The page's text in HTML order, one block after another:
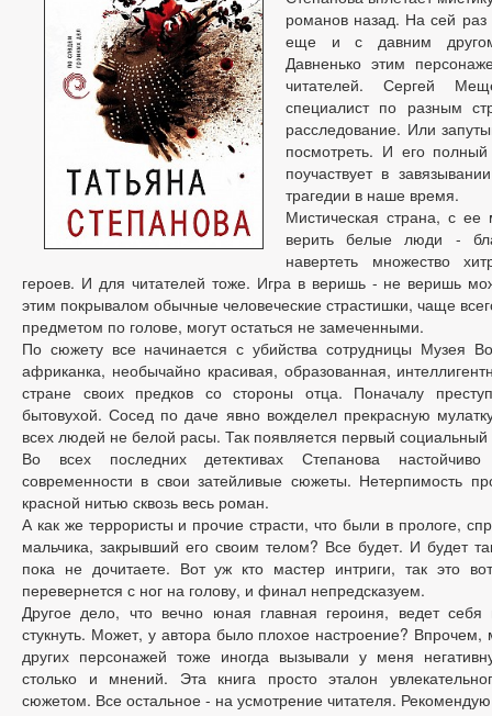
романов назад. На сей
еще и с давним
Давненько этим
читателей. Сергей
специалист по разным
расследование. Или
посмотреть. И его
поучаствует в
трагедии в наше время.
Мистическая страна, с
верить белые люди -
навертеть множество
героев. И для читателей тоже. Игра в веришь - не веришь
этим покрывалом обычные человеческие страстишки, чаще
предметом по голове, могут остаться не замеченными.
По сюжету все начинается с убийства сотрудницы Музея
африканка, необычайно красивая, образованная,
стране своих предков со стороны отца. Поначалу
бытовухой. Сосед по даче явно вожделел прекрасную
всех людей не белой расы. Так появляется первый
Во всех последних детективах Степанова
современности в свои затейливые сюжеты. Нетерпимость
красной нитью сквозь весь роман.
А как же террористы и прочие страсти, что были в прологе,
мальчика, закрывший его своим телом? Все будет. И будет
пока не дочитаете. Вот уж кто мастер интриги, так это
перевернется с ног на голову, и финал непредсказуем.
Другое дело, что вечно юная главная героиня, ведет
стукнуть. Может, у автора было плохое настроение? Впрочем,
других персонажей тоже иногда вызывали у меня
столько и мнений. Эта книга просто эталон
сюжетом. Все остальное - на усмотрение читателя.